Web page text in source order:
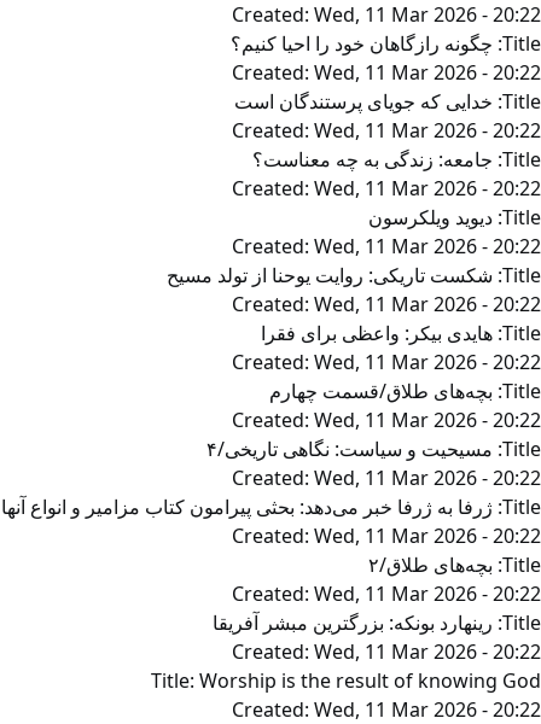
Created: Wed, 11 Mar 2026 - 20:22
Title: چگونه رازگاهان خود را احیا کنیم؟
Created: Wed, 11 Mar 2026 - 20:22
Title: خدایی که جویای پرستندگان است
Created: Wed, 11 Mar 2026 - 20:22
Title: جامعه: زندگی به چه معناست؟
Created: Wed, 11 Mar 2026 - 20:22
Title: دیوید ویلکرسون
Created: Wed, 11 Mar 2026 - 20:22
Title: شکست تاریکی: روایت یوحنا از تولد مسیح
Created: Wed, 11 Mar 2026 - 20:22
Title: هایدی بیکر: واعظی برای فقرا
Created: Wed, 11 Mar 2026 - 20:22
Title: بچه‌‌های طلاق/قسمت چهارم
Created: Wed, 11 Mar 2026 - 20:22
Title: مسیحیت و سیاست: نگاهی تاریخی/۴
Created: Wed, 11 Mar 2026 - 20:22
Title: ژرفا به ژرفا خبر می‌‌دهد: بحثی پیرامون کتاب مزامیر و انواع آنها
Created: Wed, 11 Mar 2026 - 20:22
Title: بچه‌های طلاق/۲
Created: Wed, 11 Mar 2026 - 20:22
Title: رینهارد بونکه: بزرگترین مبشر آفریقا
Created: Wed, 11 Mar 2026 - 20:22
Title: Worship is the result of knowing God
Created: Wed, 11 Mar 2026 - 20:22